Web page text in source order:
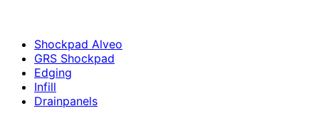
Shockpad Alveo
GRS Shockpad
Edging
Infill
Drainpanels